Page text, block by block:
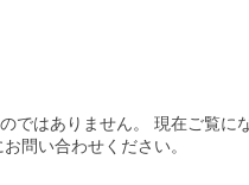
ではありません。 現在ご覧に
問い合わせください。